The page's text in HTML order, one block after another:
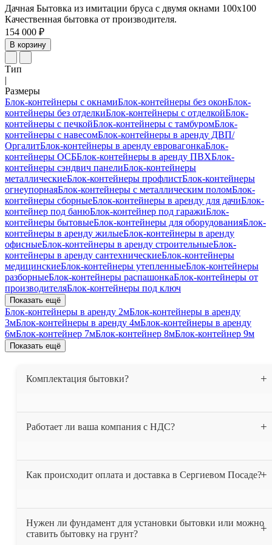
Дачная Бытовка из имитации бруса с двумя окнами 100х100
Качественная бытовка от производителя.
154 000 ₽
В корзину
Тип
|
Размеры
Блок-контейнеры с окнамиБлок-контейнеры без оконБлок-
контейнеры без отделкиБлок-контейнеры с отделкойБлок-
контейнеры с печкойБлок-контейнеры с тамбуромБлок-
контейнеры с навесомБлок-контейнеры в аренду ДВП/
ОргалитБлок-контейнеры в аренду евровагонкаБлок-
контейнеры ОСББлок-контейнеры в аренду ПВХБлок-
контейнеры сэндвич панелиБлок-контейнеры
металлическиеБлок-контейнеры профлистБлок-контейнеры
огнеупорнаяБлок-контейнеры с металлическим поломБлок-
контейнеры сборныеБлок-контейнеры в аренду для дачиБлок-
контейнер под банюБлок-контейнер под гаражиБлок-
контейнеры бытовыеБлок-контейнеры для оборудованияБлок-
контейнеры в аренду жилыеБлок-контейнеры в аренду
офисныеБлок-контейнеры в аренду строительныеБлок-
контейнеры в аренду сантехническиеБлок-контейнеры
медицинскиеБлок-контейнеры утепленныеБлок-контейнеры
разборныеБлок-контейнеры распашонкаБлок-контейнеры от
производителяБлок-контейнеры под ключ
Показать ещё
Блок-контейнеры в аренду 2мБлок-контейнеры в аренду
3мБлок-контейнеры в аренду 4мБлок-контейнеры в аренду
6мБлок-контейнер 7мБлок-контейнер 8мБлок-контейнер 9м
Показать ещё
Комплектация бытовки?
периметр (пол, потолок, стены). На полу постелен
укомплектовать бытовку другой мебелью.
Работает ли ваша компания с НДС?
Как происходит оплата и доставка в Сергиевом Посаде?
высылаем вам договор. После того как деньги поступают
Нужен ли фундамент для установки бытовки или можно
ставить бытовку на грунт?